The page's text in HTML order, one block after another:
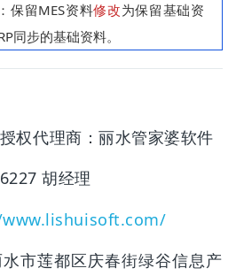
保留MES资料修改为保留基础资
同步的基础资料。
权代理商：丽水管家婆软件
胡经理
市莲都区庆春街绿谷信息产